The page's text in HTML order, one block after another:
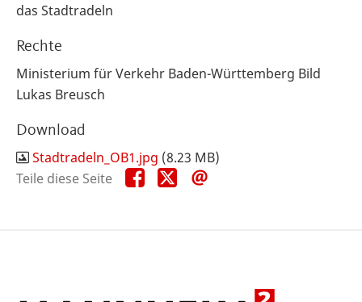
das Stadtradeln
Rechte
Ministerium für Verkehr Baden-Württemberg Bild
Lukas Breusch
Download
Stadtradeln_OB1.jpg (8.23 MB)
Teile diese Seite
Teile
diese
Teile
diese